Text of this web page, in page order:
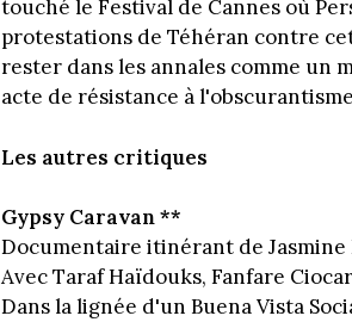
touché le Festival de Cannes où
protestations de Téhéran contre
rester dans les annales comme un
acte de résistance à
Les autres critiques
Gypsy Caravan **
Documentaire itinérant de Jasmine
Avec Taraf Haïdouks, Fanfare
Dans la lignée d'un Buena Vista